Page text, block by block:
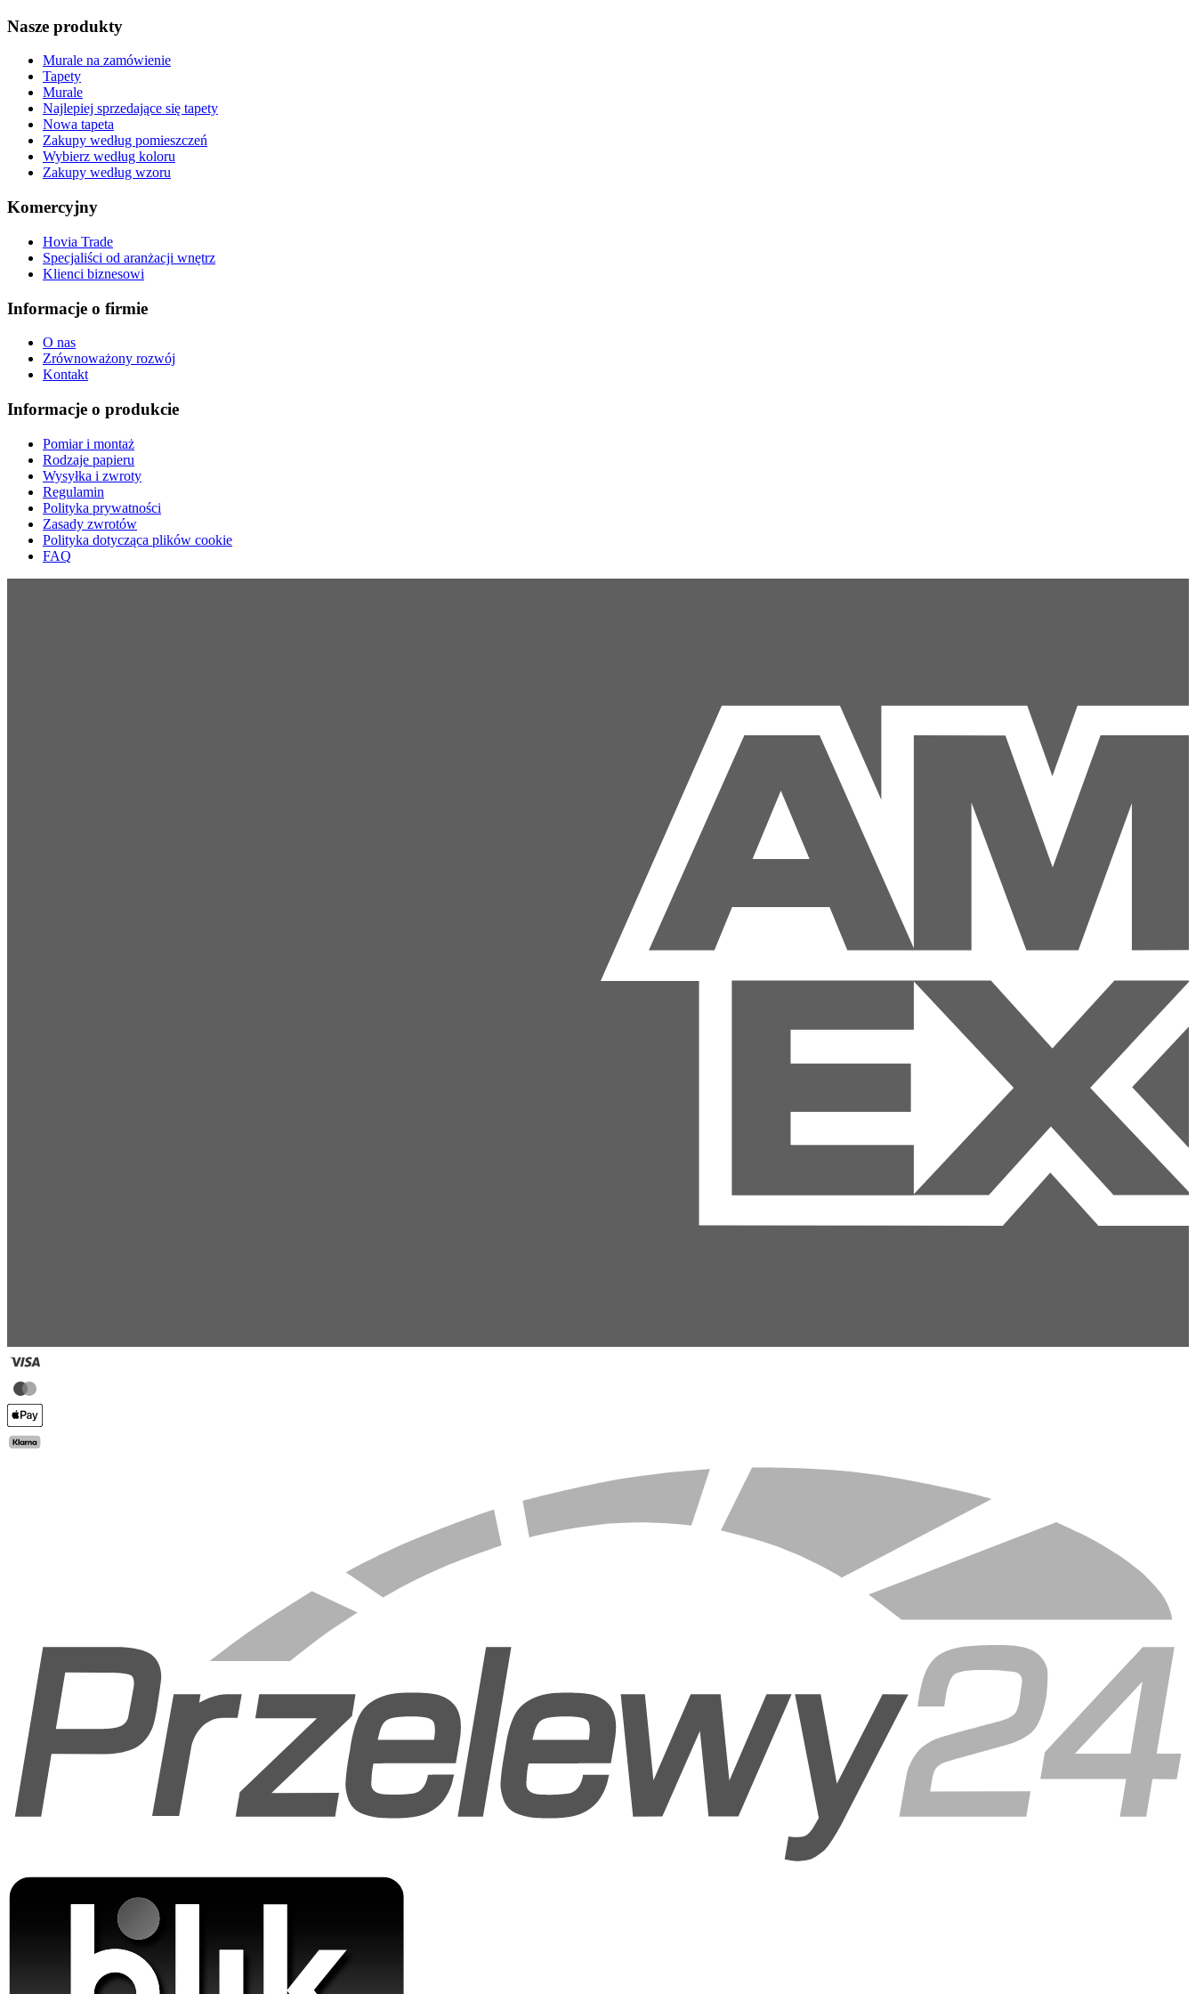
Nasze produkty
Murale na zamówienie
Tapety
Murale
Najlepiej sprzedające się tapety
Nowa tapeta
Zakupy według pomieszczeń
Wybierz według koloru
Zakupy według wzoru
Komercyjny
Hovia Trade
Specjaliści od aranżacji wnętrz
Klienci biznesowi
Informacje o firmie
O nas
Zrównoważony rozwój
Kontakt
Informacje o produkcie
Pomiar i montaż
Rodzaje papieru
Wysyłka i zwroty
Regulamin
Polityka prywatności
Zasady zwrotów
Polityka dotycząca plików cookie
FAQ